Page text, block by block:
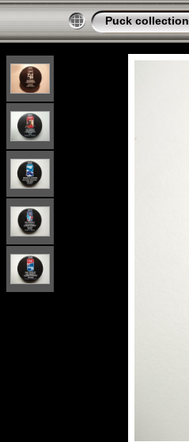
Puck collection